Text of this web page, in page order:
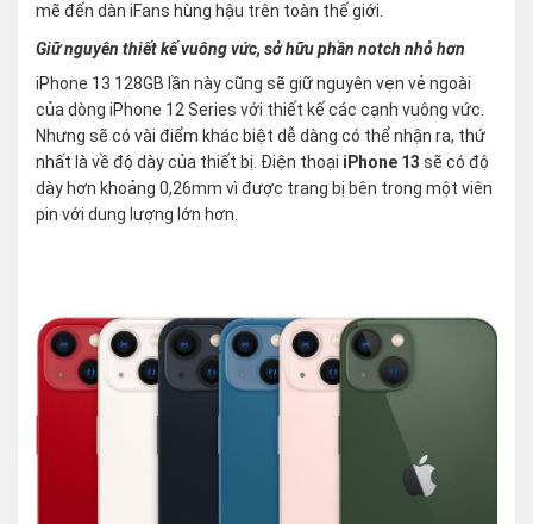
mẽ đến dàn iFans hùng hậu trên toàn thế giới.
Giữ nguyên thiết kế vuông vức, sở hữu phần notch nhỏ hơn
iPhone 13 128GB lần này cũng sẽ giữ nguyên vẹn vẻ ngoài
của dòng iPhone 12 Series với thiết kế các cạnh vuông vức.
Nhưng sẽ có vài điểm khác biệt dễ dàng có thể nhận ra, thứ
nhất là về độ dày của thiết bị. Điện thoại iPhone 13 sẽ có độ
dày hơn khoảng 0,26mm vì được trang bị bên trong một viên
pin với dung lượng lớn hơn.